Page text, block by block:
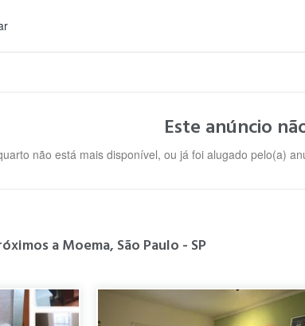
Este anúncio
não está mais disponível, ou já foi alugado pelo(a)
a Moema, São Paulo - SP